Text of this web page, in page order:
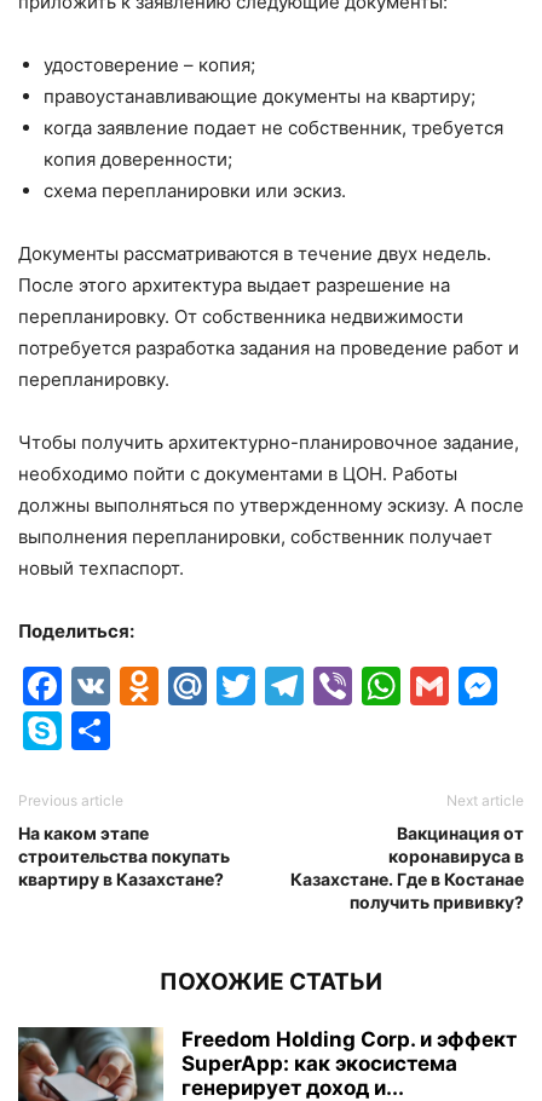
удостоверение – копия;
правоустанавливающие документы на квартиру;
когда заявление подает не собственник, требуется
копия доверенности;
схема перепланировки или эскиз.
Документы рассматриваются в течение двух недель.
После этого архитектура выдает разрешение на
перепланировку. От собственника недвижимости
потребуется разработка задания на проведение работ и
перепланировку.
Чтобы получить архитектурно-планировочное задание,
необходимо пойти с документами в ЦОН. Работы
должны выполняться по утвержденному эскизу. А после
выполнения перепланировки, собственник получает
новый техпаспорт.
Поделиться:
Facebook
VK Odnoklassniki
Mail.Ru
Twitter
Telegram
Viber
Skype
Previous article
На каком этапе
строительства покупать
квартиру в Казахстане?
Next article
Вакцинация от
коронавируса в
Казахстане. Где в Костанае
получить прививку?
ПОХОЖИЕ СТАТЬИ
Freedom Holding Corp. и эффект
SuperApp: как экосистема
генерирует доход и...